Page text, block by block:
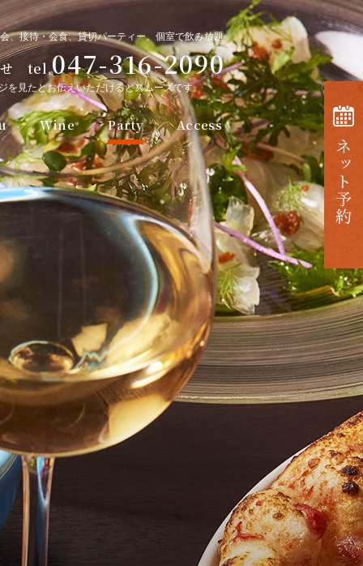
、接待・会食、貸切パーティー。個室で飲み放題
せ tel.047-316-2090
を見たとお伝えいただけるとスムーズです。
Wine Party Access